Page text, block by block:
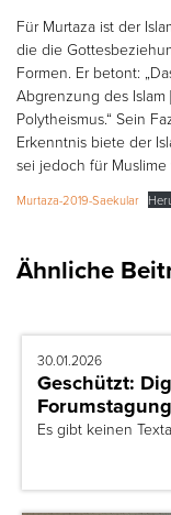
Für Murtaza ist der
die die
Formen. Er betont:
Abgrenzung des
Polytheismus.“ Sein
Erkenntnis biete der
sei jedoch für
Murtaza-2019-Saekular
Ähnliche
30.01.2026
Geschützt:
Es gibt keinen